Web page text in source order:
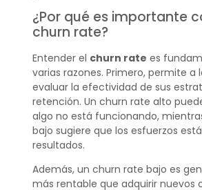
¿Por qué es importante
churn rate?
Entender el churn rate es
varias razones. Primero, permite a
evaluar la efectividad de sus
retención. Un churn rate alto
algo no está funcionando,
bajo sugiere que los esfuerzos
resultados.
Además, un churn rate bajo es
más rentable que adquirir nuevos